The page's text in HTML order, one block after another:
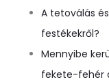
A tetoválás
festékekről?
Mennyibe
fekete-fehér